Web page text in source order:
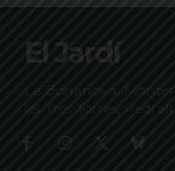
El Jardí
La Bonanova,
les Tres Torres,